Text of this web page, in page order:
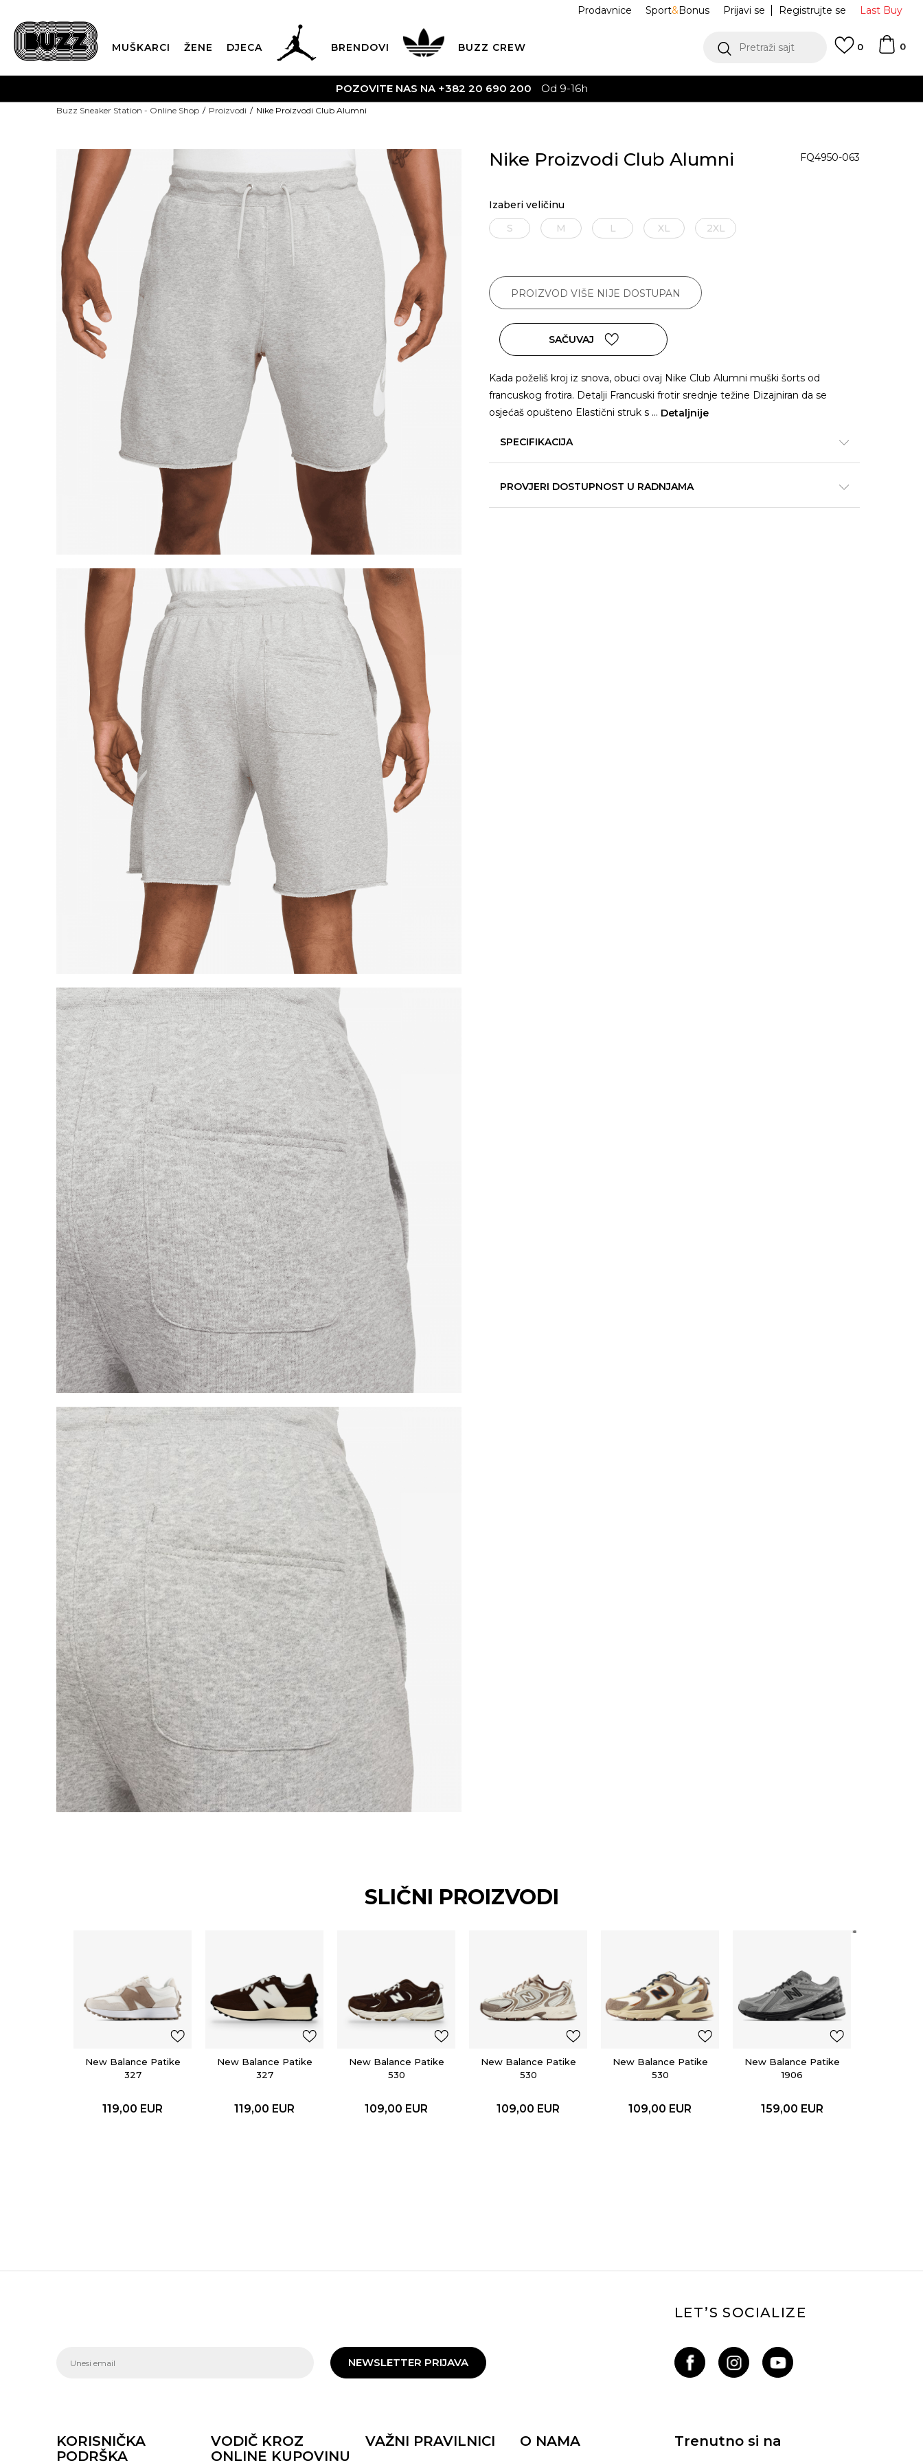
Last Buy
Prijavi se Registrujte se
Prodavnice Sport&Bonus
MUŠKARCI ŽENE DJECA BRENDOVI BUZZ CREW Pretraži sajt 0
0
POZOVITE NAS NA +382 20 690 200 Od 9-16h
Buzz Sneaker Station - Online Shop Proizvodi Nike Proizvodi Club Alumni
Nike Proizvodi Club Alumni FQ4950-063
Izaberi veličinu
S
M L XL 2XL
PROIZVOD VIŠE NIJE DOSTUPAN
SAČUVAJ
Kada poželiš kroj iz snova, obuci ovaj Nike Club Alumni muški šorts od
francuskog frotira. Detalji Francuski frotir srednje težine Dizajniran da se
osjećaš opušteno Elastični struk s ... Detaljnije
SPECIFIKACIJA
PROVJERI DOSTUPNOST U RADNJAMA
SLIČNI PROIZVODI
New Balance Patike
327
119,00 EUR
New Balance Patike
327
119,00 EUR
New Balance Patike
530
109,00 EUR
New Balance Patike
530
109,00 EUR
New Balance Patike
530
109,00 EUR
New Balance Patike
1906
159,00 EUR
NEWSLETTER PRIJAVA
LET’S SOCIALIZE
KORISNIČKA
PODRŠKA
VODIČ KROZ
ONLINE KUPOVINU
VAŽNI PRAVILNICI O NAMA Trenutno si na